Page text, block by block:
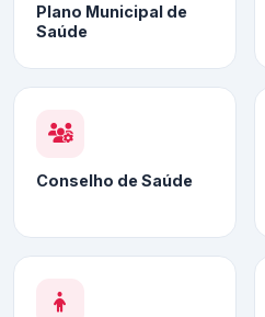
Plano Municipal de
Saúde
Conselho de Saúde